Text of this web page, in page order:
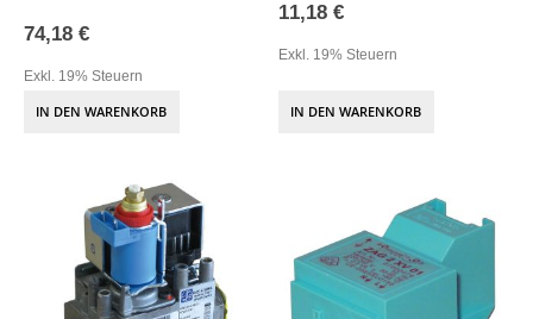
74,18 €
Exkl. 19% Steuern
IN DEN WARENKORB
11,18 €
Exkl. 19% Steuern
IN DEN WARENKORB